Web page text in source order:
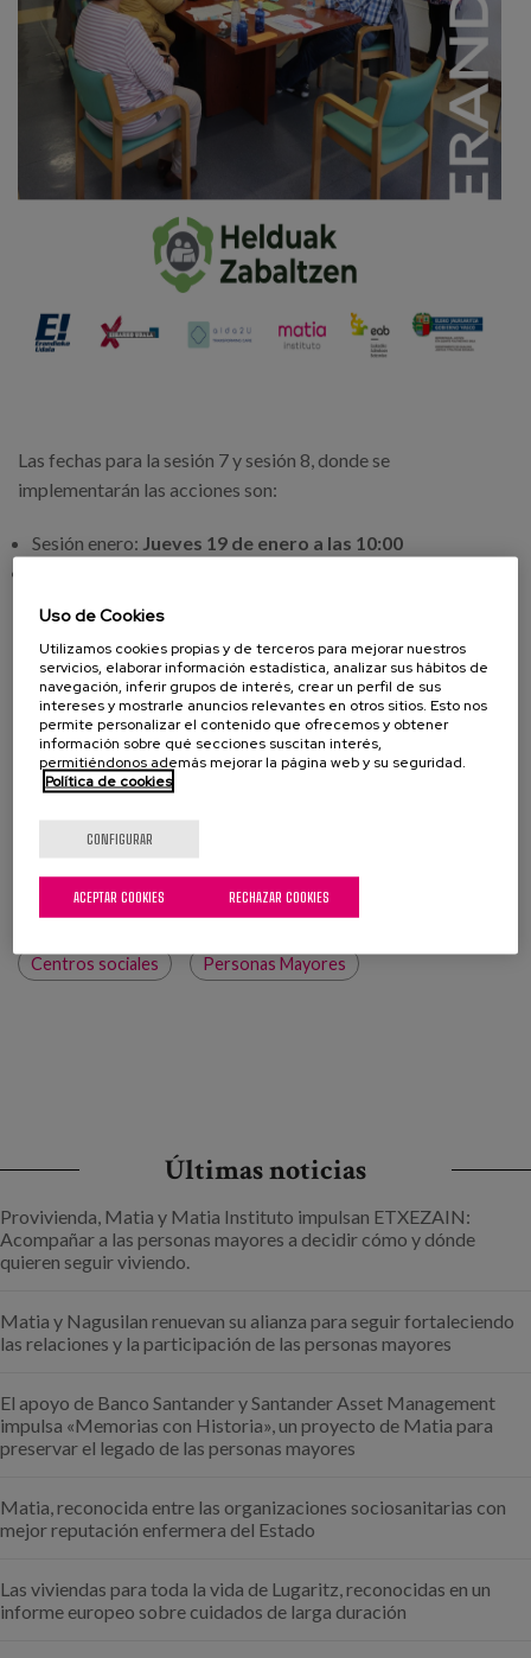
Las fechas para la sesión 7 y sesión 8, donde se
implementarán las acciones son:
Sesión enero: Jueves 19 de enero a las 10:00
Para saber más sobre el proyecto, haz clic
siguiente
enlace:https://www.matiainstituto.net/es/proyectos-
de-investigacion/proyectos/helduak-zabaltzen-
transformando-los-modelos-de-centros-sociales
Página web de Helduak
Zabaltzen:www.helduakzabaltzen.eus
Etiquetas:
Centros sociales Personas Mayores
Últimas noticias
Provivienda, Matia y Matia Instituto impulsan ETXEZAIN:
Acompañar a las personas mayores a decidir cómo y dónde
quieren seguir viviendo.
Matia y Nagusilan renuevan su alianza para seguir fortaleciendo
las relaciones y la participación de las personas mayores
El apoyo de Banco Santander y Santander Asset Management
impulsa «Memorias con Historia», un proyecto de Matia para
preservar el legado de las personas mayores
Matia, reconocida entre las organizaciones sociosanitarias con
mejor reputación enfermera del Estado
Las viviendas para toda la vida de Lugaritz, reconocidas en un
informe europeo sobre cuidados de larga duración
Uso de Cookies
Utilizamos cookies propias y de terceros para mejorar nuestros
servicios, elaborar información estadística, analizar sus hábitos de
navegación, inferir grupos de interés, crear un perfil de sus
intereses y mostrarle anuncios relevantes en otros sitios. Esto nos
permite personalizar el contenido que ofrecemos y obtener
información sobre qué secciones suscitan interés,
permitiéndonos además mejorar la página web y su seguridad.
Política de cookies
CONFIGURAR
RECHAZAR COOKIES
ACEPTAR COOKIES